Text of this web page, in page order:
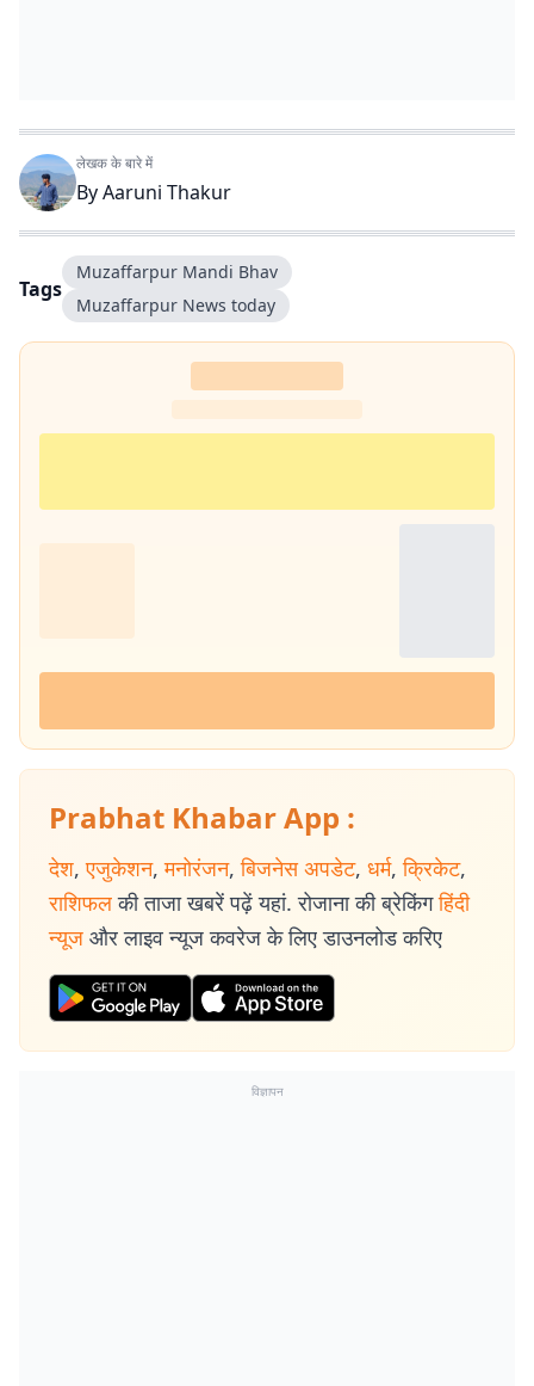
लेखक के बारे में
ByAaruni Thakur
Tags
Muzaffarpur Mandi Bhav
Muzaffarpur News today
Prabhat Khabar App :
देश, एजुकेशन, मनोरंजन, बिजनेस अपडेट, धर्म, क्रिकेट,
राशिफल की ताजा खबरें पढ़ें यहां. रोजाना की ब्रेकिंग हिंदी
न्यूज और लाइव न्यूज कवरेज के लिए डाउनलोड करिए
विज्ञापन